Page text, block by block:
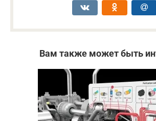
Вам также может быть